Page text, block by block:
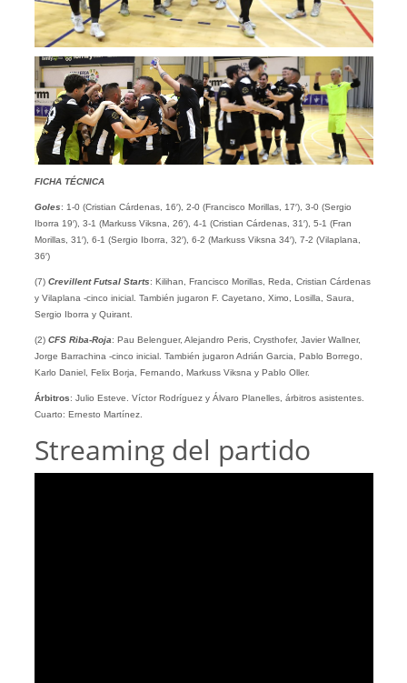
FICHA TÉCNICA
Goles: 1-0 (Cristian Cárdenas, 16′), 2-0 (Francisco Morillas, 17′), 3-0 (Sergio
Iborra 19′), 3-1 (Markuss Viksna, 26′), 4-1 (Cristian Cárdenas, 31′), 5-1 (Fran
Morillas, 31′), 6-1 (Sergio Iborra, 32′), 6-2 (Markuss Viksna 34′), 7-2 (Vilaplana,
36′)
(7) Crevillent Futsal Starts: Kilihan, Francisco Morillas, Reda, Cristian Cárdenas
y Vilaplana -cinco inicial. También jugaron F. Cayetano, Ximo, Losilla, Saura,
Sergio Iborra y Quirant.
(2) CFS Riba-Roja: Pau Belenguer, Alejandro Peris, Crysthofer, Javier Wallner,
Jorge Barrachina -cinco inicial. También jugaron Adrián Garcia, Pablo Borrego,
Karlo Daniel, Felix Borja, Fernando, Markuss Viksna y Pablo Oller.
Árbitros: Julio Esteve. Víctor Rodríguez y Álvaro Planelles, árbitros asistentes.
Cuarto: Ernesto Martínez.
Streaming del partido